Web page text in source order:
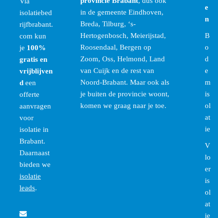
isolatiebed
rijfbrabant.
com kun
je 100%
gratis en
vrijblijven
d een
offerte
aanvragen
voor
isolatie in
Brabant.
Daarnaast
bieden we
isolatie
leads.
in de gemeente Eindhoven,
Breda, Tilburg, ‘s-
Hertogenbosch, Meierijstad,
Roosendaal, Bergen op
Zoom, Oss, Helmond, Land
van Cuijk en de rest van
Noord-Brabant. Maar ook als
je buiten de provincie woont,
komen we graag naar je toe.
e
n
B
o
d
e
m
is
ol
at
ie
V
lo
er
is
ol
at
ie